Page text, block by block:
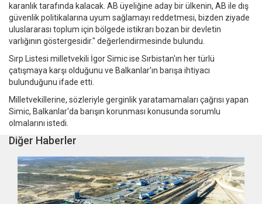
karanlık tarafında kalacak. AB üyeliğine aday bir ülkenin, AB ile dış
güvenlik politikalarına uyum sağlamayı reddetmesi, bizden ziyade
uluslararası toplum için bölgede istikrarı bozan bir devletin
varlığının göstergesidir." değerlendirmesinde bulundu.
Sırp Listesi milletvekili İgor Simic ise Sırbistan'ın her türlü
çatışmaya karşı olduğunu ve Balkanlar'ın barışa ihtiyacı
bulunduğunu ifade etti.
Milletvekillerine, sözleriyle gerginlik yaratamamaları çağrısı yapan
Simic, Balkanlar'da barışın korunması konusunda sorumlu
olmalarını istedi.
Diğer Haberler